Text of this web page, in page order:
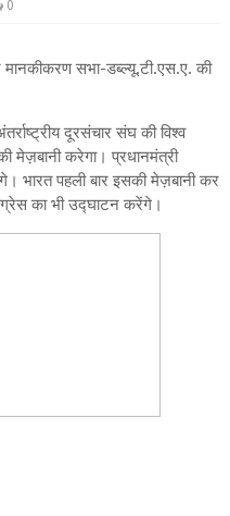
0
मानकीकरण सभा-डब्‍ल्‍यू.टी.एस.ए. की
दूरसंचार संघ की विश्व
मेज़बानी करेगा। प्रधानमंत्री
भारत पहली बार इसकी मेज़बानी कर
का भी उद्घाटन करेंगे।